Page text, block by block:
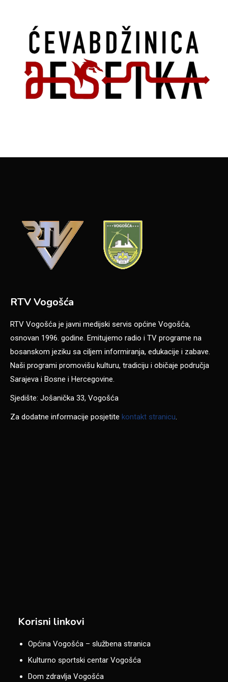
RTV Vogošća
RTV Vogošća je javni medijski servis općine Vogošća,
osnovan 1996. godine. Emitujemo radio i TV programe na
bosanskom jeziku sa ciljem informiranja, edukacije i zabave.
Naši programi promovišu kulturu, tradiciju i običaje područja
Sarajeva i Bosne i Hercegovine.
Sjedište: Jošanička 33, Vogošća
Za dodatne informacije posjetite kontakt stranicu
Korisni linkovi
Općina Vogošća – službena stranica
Kulturno sportski centar Vogošća
Dom zdravlja Vogošća